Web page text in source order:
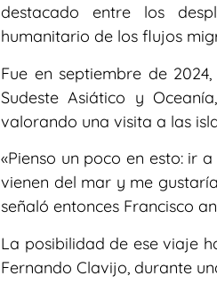
destacado entre los
humanitario de los flujos
Fue en septiembre de
Sudeste Asiático y
valorando una visita a las
«Pienso un poco en esto: ir
vienen del mar y me
señaló entonces Francisco
La posibilidad de ese viaje
Fernando Clavijo, durante